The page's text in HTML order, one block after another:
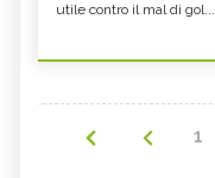
utile contro il mal di gol...
1